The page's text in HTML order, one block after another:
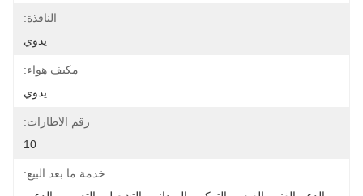
النافذة:
يدوي
مكيف هواء:
يدوي
رقم الاطارات:
10
خدمة ما بعد البيع: